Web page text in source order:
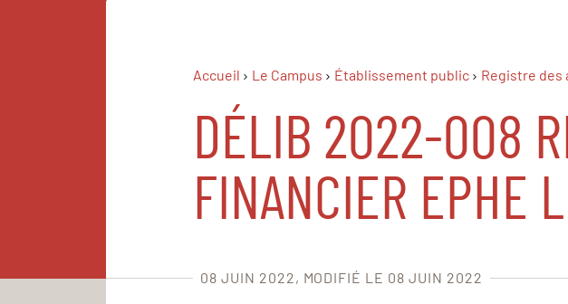
Accueil Le Campus Établissement public Registre
DÉLIB 2022-008
FINANCIER EPHE
08 JUIN 2022 MODIFIÉ LE 08 JUIN 2022